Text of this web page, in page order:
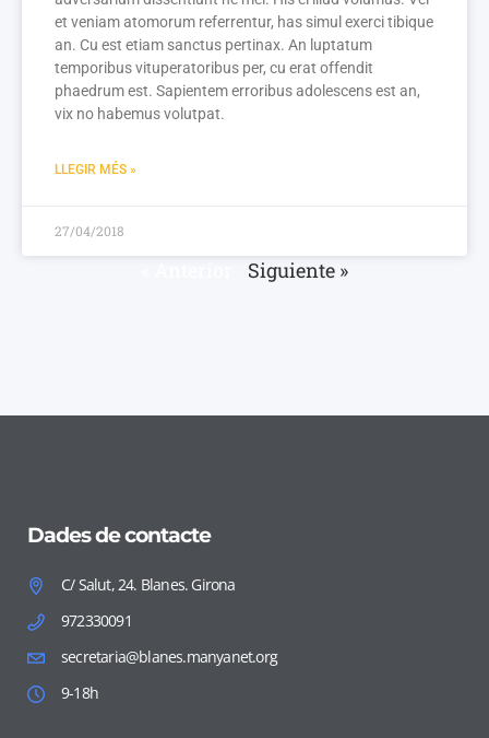
et veniam atomorum referrentur, has simul exerci tibique
an. Cu est etiam sanctus pertinax. An luptatum
temporibus vituperatoribus per, cu erat offendit
phaedrum est. Sapientem erroribus adolescens est an,
vix no habemus volutpat.
LLEGIR MÉS »
27/04/2018
Siguiente »
Dades de contacte
C/ Salut, 24. Blanes. Girona
972330091
secretaria@blanes.manyanet.org
9-18h